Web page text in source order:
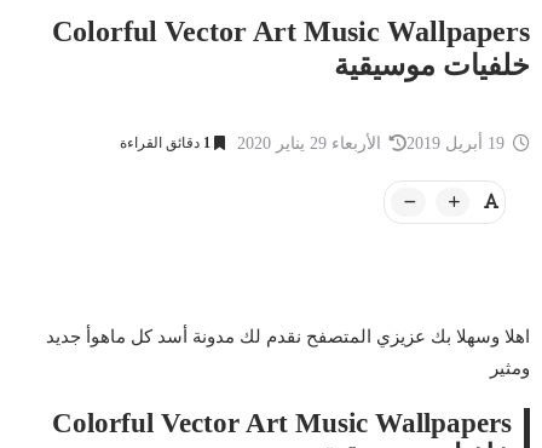
Colorful Vector Art Music Wallpapers
خلفيات موسيقية
الأربعاء 29 يناير 2020 1 دقائق القراءة
اهلا وسهلا بك عزيزي المتصفح نقدم لك مدونة أسد كل ماهوأ جديد
ومثير
Colorful Vector Art Music Wallpapers